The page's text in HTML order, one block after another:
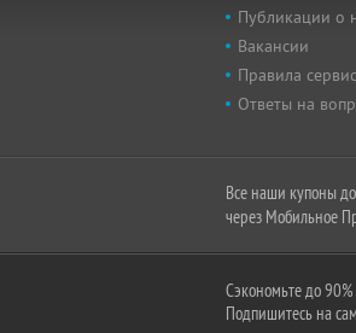
Публикации о
Вакансии
Правила
Ответы на
Все наши купоны
через Мобильное
Сэкономьте до
Подпишитесь на